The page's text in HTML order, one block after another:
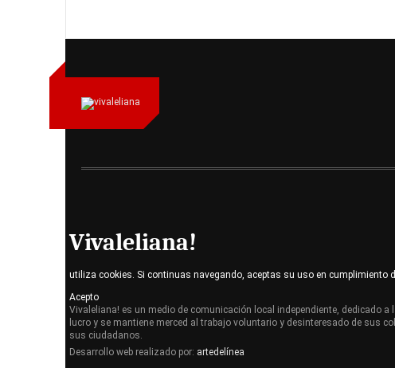
Vivaleliana!
utiliza cookies. Si continuas navegando, aceptas su uso en cumplimiento
Acepto
Vivaleliana! es un medio de comunicación local independiente, dedicado a
lucro y se mantiene merced al trabajo voluntario y desinteresado de sus
sus ciudadanos.
Desarrollo web realizado por: artedelínea